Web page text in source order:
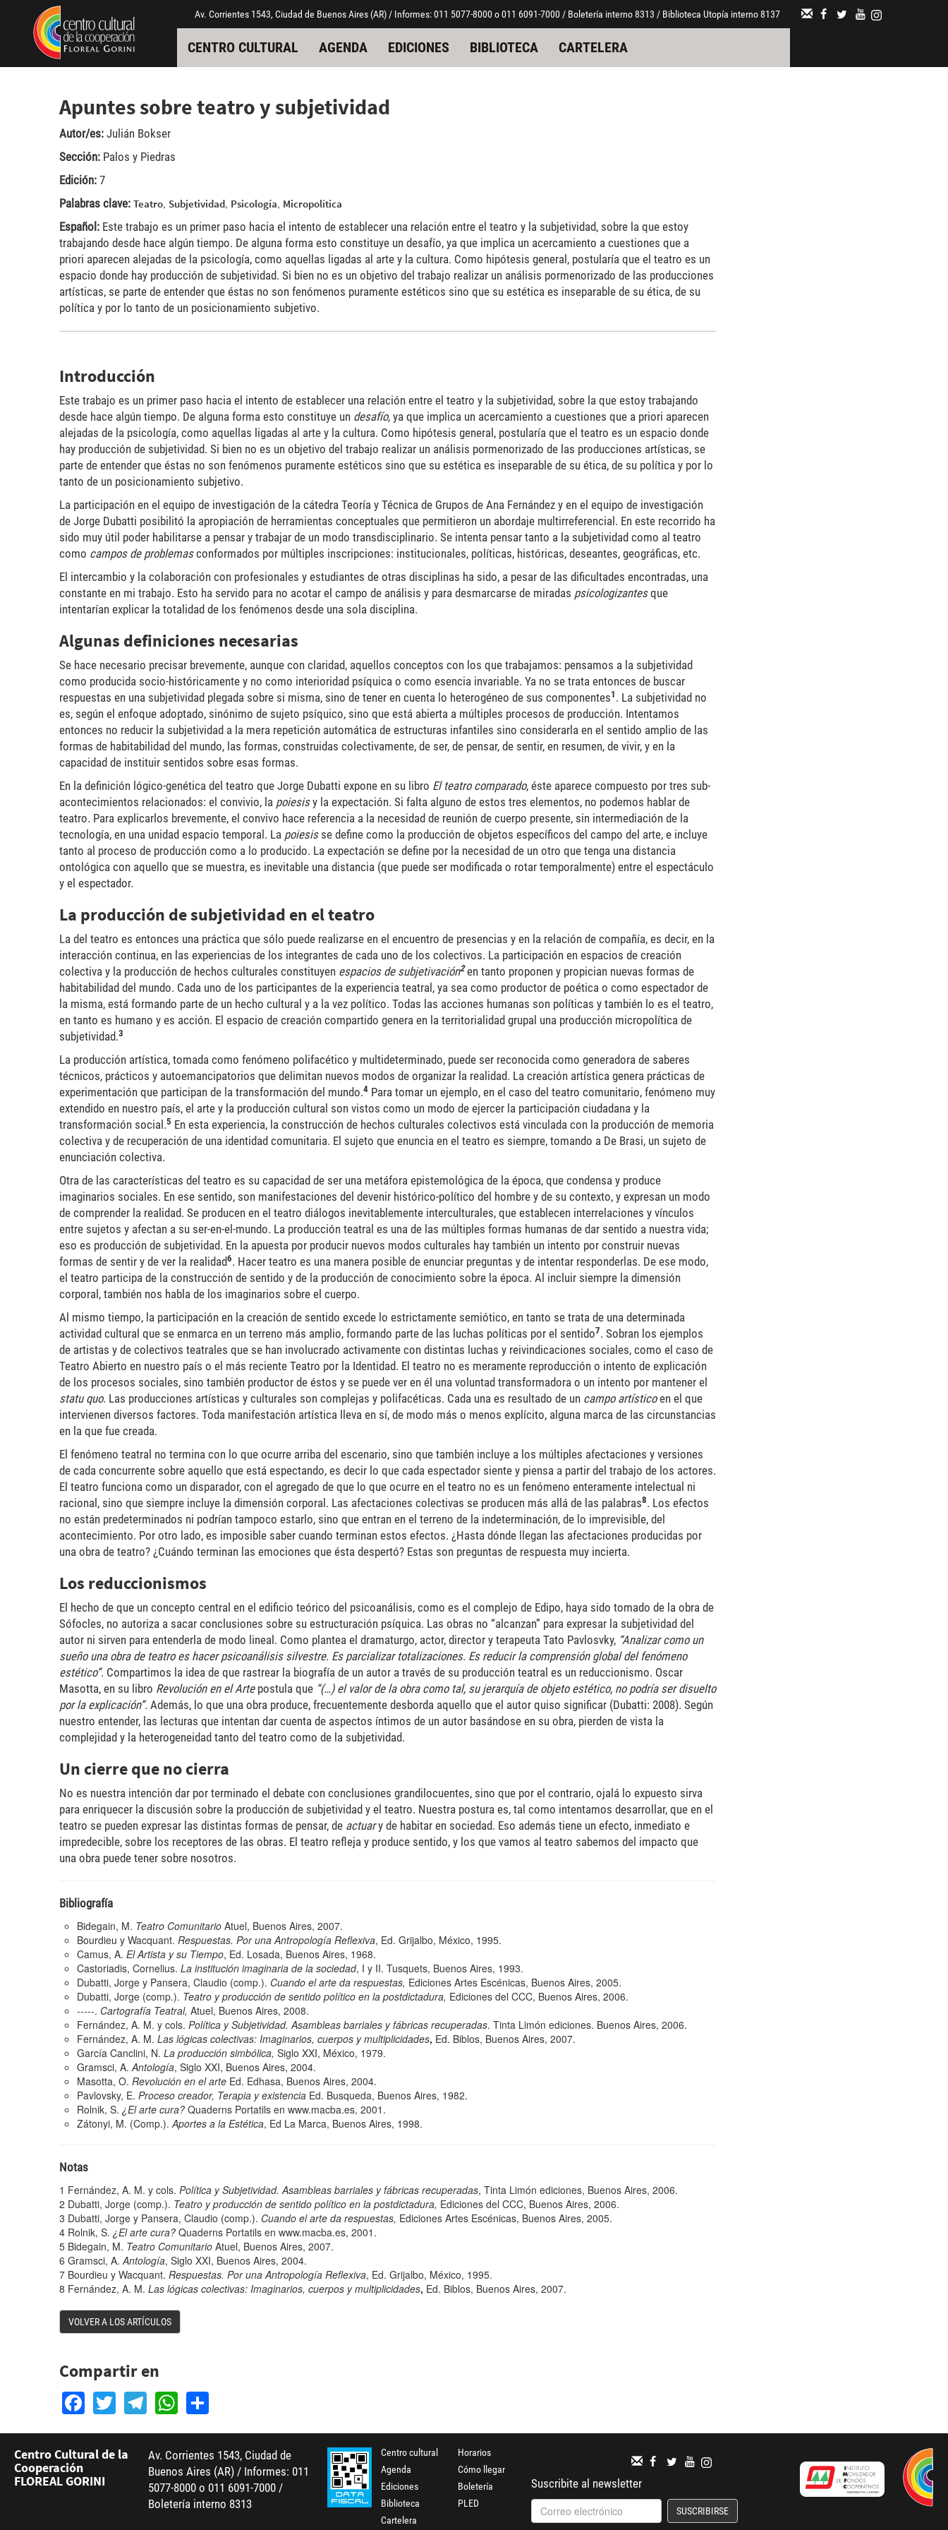
Pasar al contenido principal
Jump to main content Av. Corrientes 1543, Ciudad de Buenos Aires (AR) / Informes: 011 5077-8000 o 011 6091-7000 / Boletería interno 8313 / Biblioteca Utopía interno 8137
CENTRO CULTURAL AGENDA EDICIONES BIBLIOTECA CARTELERA
Apuntes sobre teatro y subjetividad
Autor/es: Julián Bokser
Sección: Palos y Piedras
Edición: 7
Palabras clave: Teatro, Subjetividad, Psicología, Micropolítica
Español: Este trabajo es un primer paso hacia el intento de establecer una relación entre el teatro y la subjetividad, sobre la que estoy
trabajando desde hace algún tiempo. De alguna forma esto constituye un desafío, ya que implica un acercamiento a cuestiones que a
priori aparecen alejadas de la psicología, como aquellas ligadas al arte y la cultura. Como hipótesis general, postularía que el teatro es un
espacio donde hay producción de subjetividad. Si bien no es un objetivo del trabajo realizar un análisis pormenorizado de las producciones
artísticas, se parte de entender que éstas no son fenómenos puramente estéticos sino que su estética es inseparable de su ética, de su
política y por lo tanto de un posicionamiento subjetivo.
Introducción
Este trabajo es un primer paso hacia el intento de establecer una relación entre el teatro y la subjetividad, sobre la que estoy trabajando
desde hace algún tiempo. De alguna forma esto constituye un desafío, ya que implica un acercamiento a cuestiones que a priori aparecen
alejadas de la psicología, como aquellas ligadas al arte y la cultura. Como hipótesis general, postularía que el teatro es un espacio donde
hay producción de subjetividad. Si bien no es un objetivo del trabajo realizar un análisis pormenorizado de las producciones artísticas, se
parte de entender que éstas no son fenómenos puramente estéticos sino que su estética es inseparable de su ética, de su política y por lo
tanto de un posicionamiento subjetivo.
La participación en el equipo de investigación de la cátedra Teoría y Técnica de Grupos de Ana Fernández y en el equipo de investigación
de Jorge Dubatti posibilitó la apropiación de herramientas conceptuales que permitieron un abordaje multirreferencial. En este recorrido ha
sido muy útil poder habilitarse a pensar y trabajar de un modo transdisciplinario. Se intenta pensar tanto a la subjetividad como al teatro
como campos de problemasconformados por múltiples inscripciones: institucionales, políticas, históricas, deseantes, geográficas, etc.
El intercambio y la colaboración con profesionales y estudiantes de otras disciplinas ha sido, a pesar de las dificultades encontradas, una
constante en mi trabajo. Esto ha servido para no acotar el campo de análisis y para desmarcarse de miradas psicologizantesque
intentarían explicar la totalidad de los fenómenos desde una sola disciplina.
Algunas definiciones necesarias
Se hace necesario precisar brevemente, aunque con claridad, aquellos conceptos con los que trabajamos: pensamos a la subjetividad
como producida socio-históricamente y no como interioridad psíquica o como esencia invariable. Ya no se trata entonces de buscar
respuestas en una subjetividad plegada sobre si misma, sino de tener en cuenta lo heterogéneo de sus componentes1 . La subjetividad no
es, según el enfoque adoptado, sinónimo de sujeto psíquico, sino que está abierta a múltiples procesos de producción. Intentamos
entonces no reducir la subjetividad a la mera repetición automática de estructuras infantiles sino considerarla en el sentido amplio de las
formas de habitabilidad del mundo, las formas, construidas colectivamente, de ser, de pensar, de sentir, en resumen, de vivir, y en la
capacidad de instituir sentidos sobre esas formas.
En la definición lógico-genética del teatro que Jorge Dubatti expone en su libro El teatro comparado, éste aparece compuesto por tres sub-
acontecimientos relacionados: el convivio, la poiesisy la expectación. Si falta alguno de estos tres elementos, no podemos hablar de
teatro. Para explicarlos brevemente, el convivo hace referencia a la necesidad de reunión de cuerpo presente, sin intermediación de la
tecnología, en una unidad espacio temporal. La poiesisse define como la producción de objetos específicos del campo del arte, e incluye
tanto al proceso de producción como a lo producido. La expectación se define por la necesidad de un otro que tenga una distancia
ontológica con aquello que se muestra, es inevitable una distancia (que puede ser modificada o rotar temporalmente) entre el espectáculo
y el espectador.
La producción de subjetividad en el teatro
La del teatro es entonces una práctica que sólo puede realizarse en el encuentro de presencias y en la relación de compañía, es decir, en la
interacción continua, en las experiencias de los integrantes de cada uno de los colectivos. La participación en espacios de creación
colectiva y la producción de hechos culturales constituyen espacios de subjetivación2en tanto proponen y propician nuevas formas de
habitabilidad del mundo. Cada uno de los participantes de la experiencia teatral, ya sea como productor de poética o como espectador de
la misma, está formando parte de un hecho cultural y a la vez político. Todas las acciones humanas son políticas y también lo es el teatro,
en tanto es humano y es acción. El espacio de creación compartido genera en la territorialidad grupal una producción micropolítica de
subjetividad.3
La producción artística, tomada como fenómeno polifacético y multideterminado, puede ser reconocida como generadora de saberes
técnicos, prácticos y autoemancipatorios que delimitan nuevos modos de organizar la realidad. La creación artística genera prácticas de
experimentación que participan de la transformación del mundo.4 Para tomar un ejemplo, en el caso del teatro comunitario, fenómeno muy
extendido en nuestro país, el arte y la producción cultural son vistos como un modo de ejercer la participación ciudadana y la
transformación social.5 En esta experiencia, la construcción de hechos culturales colectivos está vinculada con la producción de memoria
colectiva y de recuperación de una identidad comunitaria. El sujeto que enuncia en el teatro es siempre, tomando a De Brasi, un sujeto de
enunciación colectiva.
Otra de las características del teatro es su capacidad de ser una metáfora epistemológica de la época, que condensa y produce
imaginarios sociales. En ese sentido, son manifestaciones del devenir histórico-político del hombre y de su contexto, y expresan un modo
de comprender la realidad. Se producen en el teatro diálogos inevitablemente interculturales, que establecen interrelaciones y vínculos
entre sujetos y afectan a su ser-en-el-mundo. La producción teatral es una de las múltiples formas humanas de dar sentido a nuestra vida;
eso es producción de subjetividad. En la apuesta por producir nuevos modos culturales hay también un intento por construir nuevas
formas de sentir y de ver la realidad6. Hacer teatro es una manera posible de enunciar preguntas y de intentar responderlas. De ese modo,
el teatro participa de la construcción de sentido y de la producción de conocimiento sobre la época. Al incluir siempre la dimensión
corporal, también nos habla de los imaginarios sobre el cuerpo.
Al mismo tiempo, la participación en la creación de sentido excede lo estrictamente semiótico, en tanto se trata de una determinada
actividad cultural que se enmarca en un terreno más amplio, formando parte de las luchas políticas por el sentido7. Sobran los ejemplos
de artistas y de colectivos teatrales que se han involucrado activamente con distintas luchas y reivindicaciones sociales, como el caso de
Teatro Abierto en nuestro país o el más reciente Teatro por la Identidad. El teatro no es meramente reproducción o intento de explicación
de los procesos sociales, sino también productor de éstos y se puede ver en él una voluntad transformadora o un intento por mantener el
statu quo. Las producciones artísticas y culturales son complejas y polifacéticas. Cada una es resultado de un campo artísticoen el que
intervienen diversos factores. Toda manifestación artística lleva en sí, de modo más o menos explícito, alguna marca de las circunstancias
en la que fue creada.
El fenómeno teatral no termina con lo que ocurre arriba del escenario, sino que también incluye a los múltiples afectaciones y versiones
de cada concurrente sobre aquello que está espectando, es decir lo que cada espectador siente y piensa a partir del trabajo de los actores.
El teatro funciona como un disparador, con el agregado de que lo que ocurre en el teatro no es un fenómeno enteramente intelectual ni
racional, sino que siempre incluye la dimensión corporal. Las afectaciones colectivas se producen más allá de las palabras8. Los efectos
no están predeterminados ni podrían tampoco estarlo, sino que entran en el terreno de la indeterminación, de lo imprevisible, del
acontecimiento. Por otro lado, es imposible saber cuando terminan estos efectos. ¿Hasta dónde llegan las afectaciones producidas por
una obra de teatro? ¿Cuándo terminan las emociones que ésta despertó? Estas son preguntas de respuesta muy incierta.
Los reduccionismos
El hecho de que un concepto central en el edificio teórico del psicoanálisis, como es el complejo de Edipo, haya sido tomado de la obra de
Sófocles, no autoriza a sacar conclusiones sobre su estructuración psíquica. Las obras no “alcanzan” para expresar la subjetividad del
autor ni sirven para entenderla de modo lineal. Como plantea el dramaturgo, actor, director y terapeuta Tato Pavlosvky, “Analizar como un
sueño una obra de teatro es hacer psicoanálisis silvestre. Es parcializar totalizaciones. Es reducir la comprensión global del fenómeno
estético”. Compartimos la idea de que rastrear la biografía de un autor a través de su producción teatral es un reduccionismo. Oscar
Masotta, en su libro Revolución en el Artepostula que “(…) el valor de la obra como tal, su jerarquía de objeto estético, no podría ser disuelto
por la explicación”. Además, lo que una obra produce, frecuentemente desborda aquello que el autor quiso significar (Dubatti: 2008). Según
nuestro entender, las lecturas que intentan dar cuenta de aspectos íntimos de un autor basándose en su obra, pierden de vista la
complejidad y la heterogeneidad tanto del teatro como de la subjetividad.
Un cierre que no cierra
No es nuestra intención dar por terminado el debate con conclusiones grandilocuentes, sino que por el contrario, ojalá lo expuesto sirva
para enriquecer la discusión sobre la producción de subjetividad y el teatro. Nuestra postura es, tal como intentamos desarrollar, que en el
teatro se pueden expresar las distintas formas de pensar, de actuary de habitar en sociedad. Eso además tiene un efecto, inmediato e
impredecible, sobre los receptores de las obras. El teatro refleja y produce sentido, y los que vamos al teatro sabemos del impacto que
una obra puede tener sobre nosotros.
Bibliografía
Bidegain, M. Teatro Comunitario Atuel, Buenos Aires, 2007.
Bourdieu y Wacquant. Respuestas. Por una Antropología Reflexiva, Ed. Grijalbo, México, 1995.
Camus, A. El Artista y su Tiempo, Ed. Losada, Buenos Aires, 1968.
Castoriadis, Cornelius. La institución imaginaria de la sociedad, I y II. Tusquets, Buenos Aires, 1993.
Dubatti, Jorge y Pansera, Claudio (comp.). Cuando el arte da respuestas, Ediciones Artes Escénicas, Buenos Aires, 2005.
Dubatti, Jorge (comp.). Teatro y producción de sentido político en la postdictadura, Ediciones del CCC, Buenos Aires, 2006.
-----. Cartografía Teatral, Atuel, Buenos Aires, 2008.
Fernández, A. M. y cols. Política y Subjetividad. Asambleas barriales y fábricas recuperadas. Tinta Limón ediciones. Buenos Aires, 2006.
Fernández, A. M. Las lógicas colectivas: Imaginarios, cuerpos y multiplicidades, Ed. Biblos, Buenos Aires, 2007.
García Canclini, N. La producción simbólica, Siglo XXI, México, 1979.
Gramsci, A.Antología, Siglo XXI, Buenos Aires, 2004.
Masotta, O. Revolución en el arte Ed. Edhasa, Buenos Aires, 2004.
Pavlovsky, E. Proceso creador, Terapia y existencia Ed. Busqueda, Buenos Aires, 1982.
Rolnik, S. ¿El arte cura? Quaderns Portatils en www.macba.es, 2001.
Zátonyi, M. (Comp.).Aportes a la Estética, Ed La Marca, Buenos Aires, 1998.
Notas
1 Fernández, A. M. y cols. Política y Subjetividad. Asambleas barriales y fábricas recuperadas, Tinta Limón ediciones, Buenos Aires, 2006.
2 Dubatti, Jorge (comp.). Teatro y producción de sentido político en la postdictadura, Ediciones del CCC, Buenos Aires, 2006.
3 Dubatti, Jorge y Pansera, Claudio (comp.). Cuando el arte da respuestas, Ediciones Artes Escénicas, Buenos Aires, 2005.
4 Rolnik, S. ¿El arte cura? Quaderns Portatils en www.macba.es, 2001.
5 Bidegain, M. Teatro Comunitario Atuel, Buenos Aires, 2007.
6 Gramsci, A.Antología, Siglo XXI, Buenos Aires, 2004.
7 Bourdieu y Wacquant. Respuestas. Por una Antropología Reflexiva, Ed. Grijalbo, México, 1995.
8 Fernández, A. M. Las lógicas colectivas: Imaginarios, cuerpos y multiplicidades, Ed. Biblos, Buenos Aires, 2007.
VOLVER A LOS ARTÍCULOS
Compartir en
Facebook
TwitterTelegram
WhatsApp
Centro Cultural de la
Cooperación
FLOREAL GORINI
Av. Corrientes 1543, Ciudad de
Buenos Aires (AR) / Informes: 011
5077-8000 o 011 6091-7000 /
Boletería interno 8313
Centro cultural
Agenda
Ediciones
Biblioteca
Cartelera
Horarios
Cómo llegar
Boletería
PLED
Suscribite al newsletter
SUSCRIBIRSE